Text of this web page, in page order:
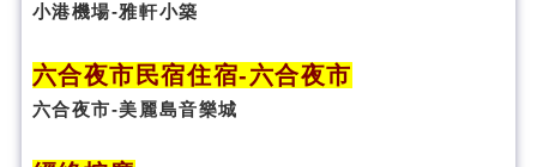
小港機場-雅軒小築
六合夜市民宿住宿-六合夜市
六合夜市-美麗島音樂城